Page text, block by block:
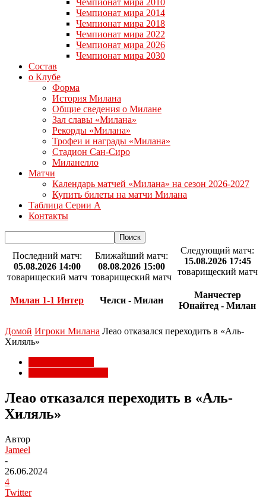
Чемпионат мира 2010
Чемпионат мира 2014
Чемпионат мира 2018
Чемпионат мира 2022
Чемпионат мира 2026
Чемпионат мира 2030
Состав
о Клубе
Форма
История Милана
Общие сведения о Милане
Зал славы «Милана»
Рекорды «Милана»
Трофеи и награды «Милана»
Стадион Сан-Сиро
Миланелло
Матчи
Календарь матчей «Милана» на сезон 2026-2027
Купить билеты на матчи Милана
Таблица Серии А
Контакты
Последний матч:
05.08.2026 14:00
товарищеский матч
Милан 1-1 Интер
Ближайший матч:
08.08.2026 15:00
товарищеский матч
Челси - Милан
Следующий матч:
15.08.2026 17:45
товарищеский матч
Манчестер
Юнайтед - Милан
Домой Игроки Милана Леао отказался переходить в «Аль-
Хиляль»
Леао отказался переходить в «Аль-
Хиляль»
Автор
Jameel
-
26.06.2024
4
Twitter